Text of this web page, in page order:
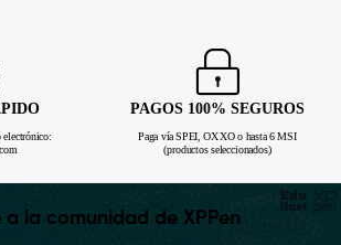
electrónico:
PAGOS 100% SEGUROS
Paga vía SPEI, OXXO o hasta 6 MSI
(productos seleccionados)
a la comunidad de XPPen